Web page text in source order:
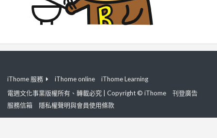
iThome 服務 iThome online
iThome Learning
電週文化事業版權所有、轉載必究 | Copyright © iThome
刊登廣告
服務信箱
隱私權聲明與會員使用條款